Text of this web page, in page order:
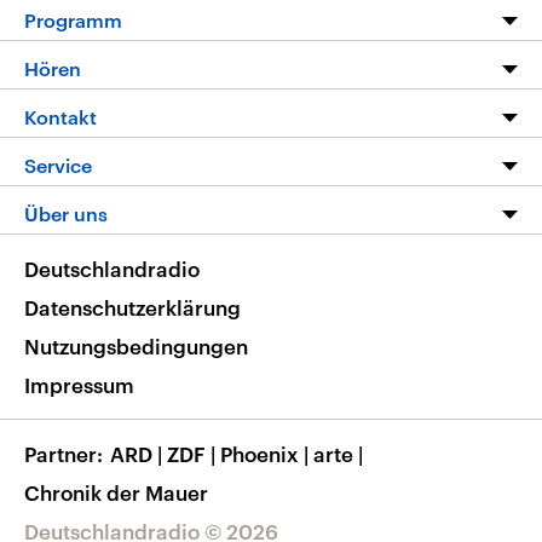
Programm
Programm
Die Nachrichten
Nachrichtenleicht
Neue Beiträge auf dlf.de
Hören
Livestream
Podcasts
Deutschlandfunk App
Nachrichten App
Frequenzen
Kontakt
Hörerservice
Service
FAQ
Veranstaltungen
Musikliste
RSS
Über uns
Barrierefreiheit
Deutschlandradio © 2026
Deutschlandradio
Datenschutzerklärung
Nutzungsbedingungen
Impressum
Partner ARD | ZDF | Phoenix | arte |
Chronik der Mauer